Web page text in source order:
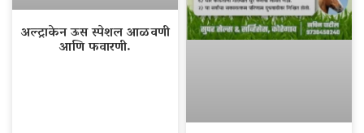
अल्ट्राकेन ऊस स्पेशल आळवणी
आणि फवारणी.